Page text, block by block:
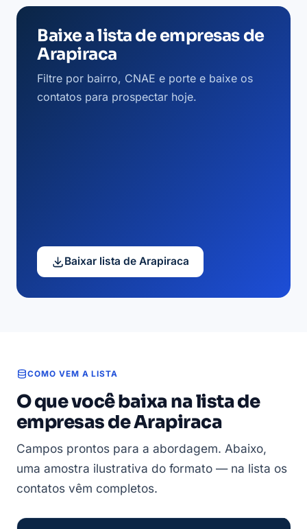
Baixe a lista de empresas de
Arapiraca
Filtre por bairro, CNAE e porte e baixe os
contatos para prospectar hoje.
Baixar lista de Arapiraca
COMO VEM A LISTA
O que você baixa na lista de
empresas de Arapiraca
Campos prontos para a abordagem. Abaixo,
uma amostra ilustrativa do formato — na lista os
contatos vêm completos.